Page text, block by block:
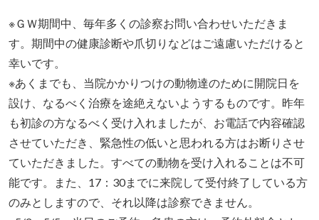
※ＧＷ期間中、毎年多くの診察お問い合わせいただきま
す。期間中の健康診断や爪切りなどはご遠慮いただけると
幸いです。
※あくまでも、当院かかりつけの動物達のために開院日を
設け、なるべく治療を途絶えないようするものです。昨年
も初診の方なるべく受け入れましたが、お電話で内容確認
させていただき、緊急性の低いと思われる方はお断りさせ
ていただきました。すべての動物を受け入れることは不可
能です。また、17：30までに来院して受付終了している方
のみとしますので、それ以降は診察できません。